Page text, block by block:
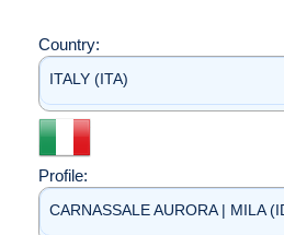
Country:
ITALY (ITA)
Profile:
CARNASSALE AURORA | MILA